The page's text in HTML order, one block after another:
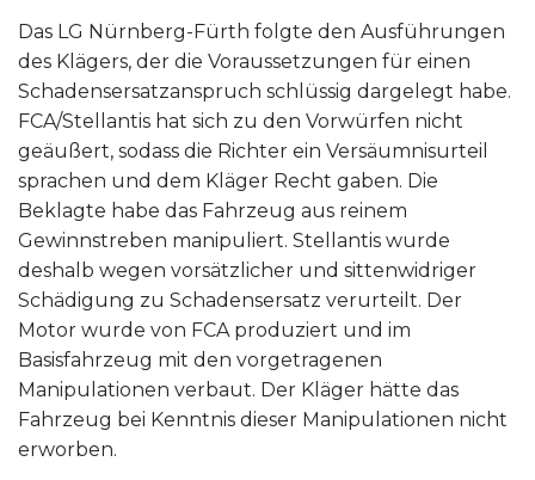
Das LG Nürnberg-Fürth folgte den Ausführungen
des Klägers, der die Voraussetzungen für einen
Schadensersatzanspruch schlüssig dargelegt habe.
FCA/Stellantis hat sich zu den Vorwürfen nicht
geäußert, sodass die Richter ein Versäumnisurteil
sprachen und dem Kläger Recht gaben. Die
Beklagte habe das Fahrzeug aus reinem
Gewinnstreben manipuliert. Stellantis wurde
deshalb wegen vorsätzlicher und sittenwidriger
Schädigung zu Schadensersatz verurteilt. Der
Motor wurde von FCA produziert und im
Basisfahrzeug mit den vorgetragenen
Manipulationen verbaut. Der Kläger hätte das
Fahrzeug bei Kenntnis dieser Manipulationen nicht
erworben.